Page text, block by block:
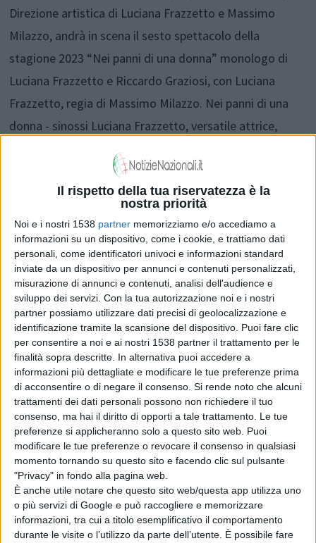
Il rispetto della tua riservatezza è la
nostra priorità
Noi e i nostri 1538 partner memorizziamo e/o accediamo a
informazioni su un dispositivo, come i cookie, e trattiamo dati
personali, come identificatori univoci e informazioni standard
inviate da un dispositivo per annunci e contenuti personalizzati,
misurazione di annunci e contenuti, analisi dell'audience e
sviluppo dei servizi. Con la tua autorizzazione noi e i nostri
partner possiamo utilizzare dati precisi di geolocalizzazione e
identificazione tramite la scansione del dispositivo. Puoi fare clic
per consentire a noi e ai nostri 1538 partner il trattamento per le
finalità sopra descritte. In alternativa puoi accedere a
informazioni più dettagliate e modificare le tue preferenze prima
di acconsentire o di negare il consenso. Si rende noto che alcuni
trattamenti dei dati personali possono non richiedere il tuo
consenso, ma hai il diritto di opporti a tale trattamento. Le tue
preferenze si applicheranno solo a questo sito web. Puoi
modificare le tue preferenze o revocare il consenso in qualsiasi
momento tornando su questo sito e facendo clic sul pulsante
"Privacy" in fondo alla pagina web.
È anche utile notare che questo sito web/questa app utilizza uno
o più servizi di Google e può raccogliere e memorizzare
informazioni, tra cui a titolo esemplificativo il comportamento
durante le visite o l’utilizzo da parte dell’utente. È possibile fare
Direzione artistica di Luciana Frazzetto e Massimo
Milazzo, andrà in scena il sesto spettacolo della
stagione 2023 “Nei panni di una donna” monologo di
Luciana Frazzetto e Riccardo Graziosi, con Luciana
Frazzetto, regia di Massimo Milazzo. Nei panni di una
donna - sinossi Luciana Frazzetto, versatile attrice,
una comicità incisiva, torna con l’esilarante monologo
cult “NEI PANNI DI UNA DONNA” scritto a quattro mani
con Riccardo Graziosi, e che negli anni ha riscosso
moltissimi successi e riconoscimenti tra cui un
“OMAGGIO A FRANCA RAME” l’8 Marzo del 2018 a
Roma. Attraverso uno spaccato di vita, si narra
un’esperienza tra un uomo e una donna: prima
divertente e ironica, poi atroce e amara. Diversi sono gli
stati d’animo che si incontrano e si scontrano. Uno
spettacolo dove si ride e si piange. Si riflette e si spera.
Un universo completo, nella cui spietata e divertente
descrizione si possono riconoscere moltissime coppie.
Un monologo comico e non solo… che mette in scena
la quotidianità della vita con le sue manie, le sue
abitudini e i suoi difetti. Un testo ricco di battute
esilaranti e di situazioni comiche, che vi faranno
trascorrere momenti davvero unici, trascinando il